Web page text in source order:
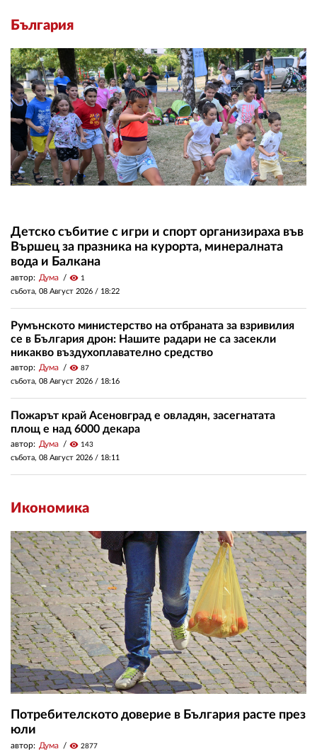
България
Детско събитие с игри и спорт организираха във
Вършец за празника на курорта, минералната
вода и Балкана
автор: Дума visibility 1
събота, 08 Август 2026 / 18:22
Румънското министерство на отбраната за взривилия
се в България дрон: Нашите радари не са засекли
никакво въздухоплавателно средство
автор: Дума visibility 87
събота, 08 Август 2026 / 18:16
Пожарът край Асеновград е овладян, засегнатата
площ е над 6000 декара
автор: Дума visibility 143
събота, 08 Август 2026 / 18:11
Икономика
Потребителското доверие в България расте през
юли
автор: Дума visibility 2877